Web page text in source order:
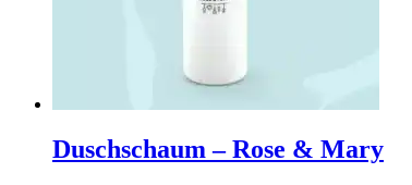
Duschschaum – Rose & Mary